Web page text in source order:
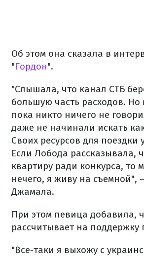
Об этом она сказала в
"Гордон".
"Слышала, что канал СТБ
большую часть расходов. Но
пока никто ничего не
даже не начинали искать
Своих ресурсов для поездки
Если Лобода рассказывала,
квартиру ради конкурса, то
нечего, я живу на съемной",
Джамала.
При этом певица добавила,
рассчитывает на поддержку
"Все-таки я выхожу с